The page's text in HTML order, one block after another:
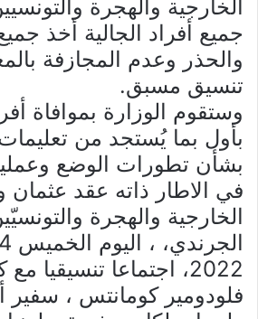
الخارجية والهجرة
جميع أفراد الجالية أخذ
والحذر وعدم المجازفة
تنسيق مسبق.
وستقوم الوزارة بموافاة
بأول بما يُستجد من
بشأن تطورات الوضع
في الاطار ذاته عقد عثمان
الخارجية والهجرة
2022، اجتماعا تنسيقيا
فلودومير كومانتس ، سفير